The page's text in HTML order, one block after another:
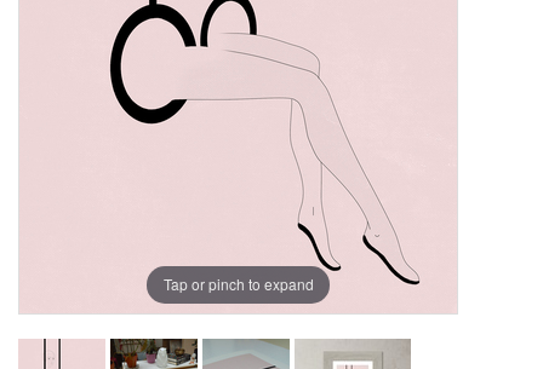
Tap or pinch to expand